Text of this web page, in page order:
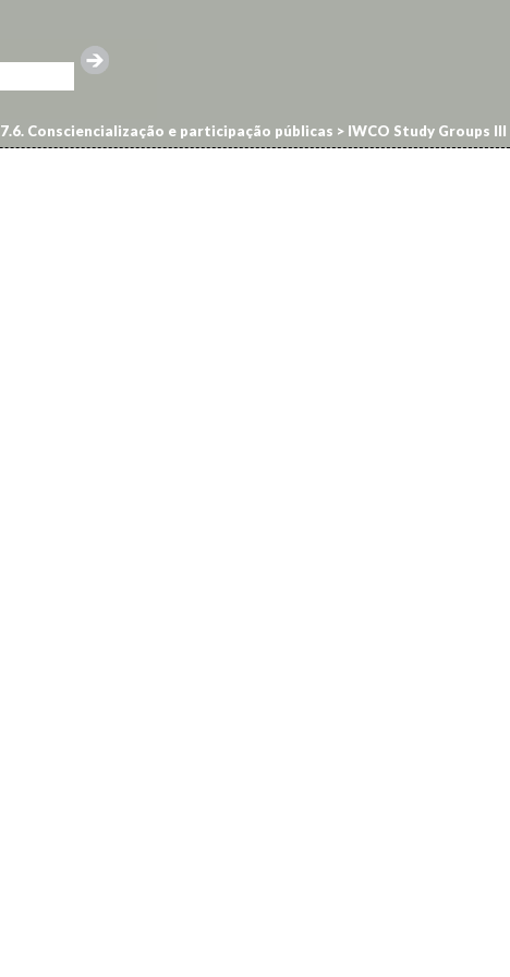
7.6. Consciencialização e participação públicas > IWCO Study Groups III